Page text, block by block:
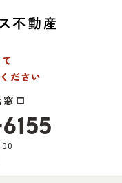
ださい
口